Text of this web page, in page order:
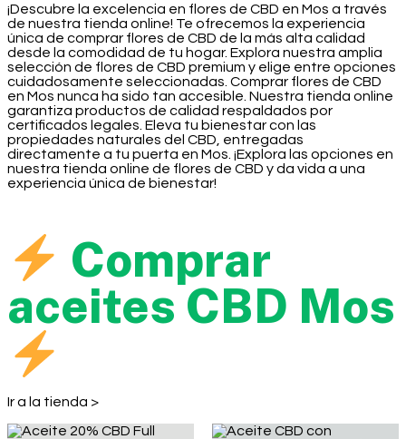
¡Descubre la excelencia en flores de CBD en Mos a través
de nuestra tienda online! Te ofrecemos la experiencia
única de comprar flores de CBD de la más alta calidad
desde la comodidad de tu hogar. Explora nuestra amplia
selección de flores de CBD premium y elige entre opciones
cuidadosamente seleccionadas. Comprar flores de CBD
en Mos nunca ha sido tan accesible. Nuestra tienda online
garantiza productos de calidad respaldados por
certificados legales. Eleva tu bienestar con las
propiedades naturales del CBD, entregadas
directamente a tu puerta en Mos. ¡Explora las opciones en
nuestra tienda online de flores de CBD y da vida a una
experiencia única de bienestar!
Comprar
aceites CBD Mos
Ir a la tienda >